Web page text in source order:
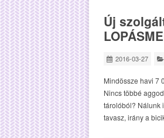
Új
2016-03-27
Mindössze havi 7
Nincs többé
tárolóból? Nálunk
tavasz, irány a